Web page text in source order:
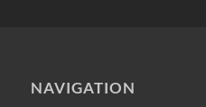
NAVIGATION